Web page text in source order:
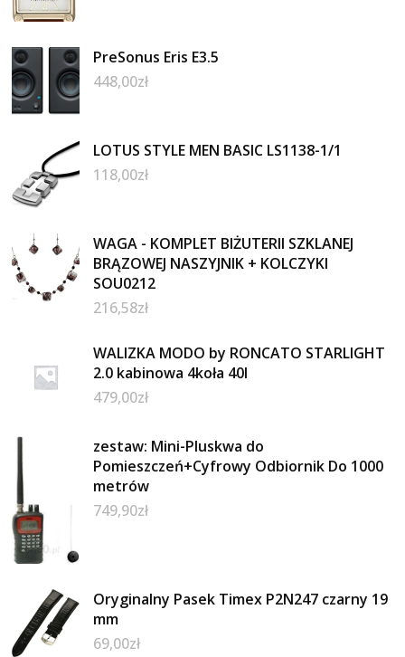
PreSonus Eris E3.5
448,00zł
LOTUS STYLE MEN BASIC LS1138-1/1
118,00zł
WAGA - KOMPLET BIŻUTERII SZKLANEJ
BRĄZOWEJ NASZYJNIK + KOLCZYKI
SOU0212
216,58zł
WALIZKA MODO by RONCATO STARLIGHT
2.0 kabinowa 4koła 40l
479,00zł
zestaw: Mini-Pluskwa do
Pomieszczeń+Cyfrowy Odbiornik Do 1000
metrów
749,90zł
Oryginalny Pasek Timex P2N247 czarny 19
mm
69,00zł